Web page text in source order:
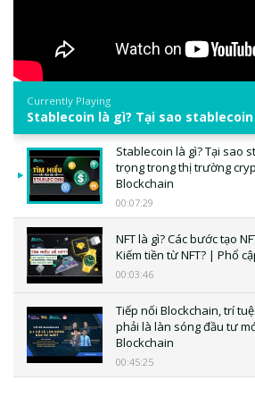
Currently Playing
Stablecoin là gì? Tại sao
trọng trong thị trường
Blockchain
00:07:29
NFT là gì? Các bước tạo
Kiếm tiền từ NFT? | Phổ
00:03:46
Tiếp nối Blockchain, trí
phải là làn sóng đầu tư
Blockchain
00:45:25